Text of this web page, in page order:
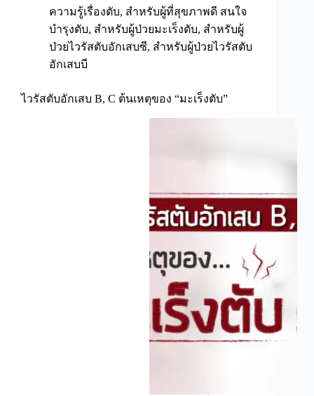
ความรู้เรื่องตับ, สำหรับผู้ที่สุขภาพดี สนใจ
บำรุงตับ, สำหรับผู้ป่วยมะเร็งตับ, สำหรับผู้
ป่วยไวรัสตับอักเสบซี, สำหรับผู้ป่วยไวรัสตับ
อักเสบบี
ไวรัสตับอักเสบ B, C ต้นเหตุของ “มะเร็งตับ”